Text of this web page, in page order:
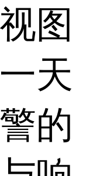
图
天
的